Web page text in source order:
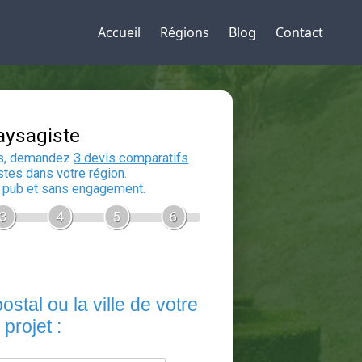
Accueil Régions Blog Contact
Devis Paysagiste
En 5 minutes, demandez
auxpaysagistesdans votre région.
Gratuit, sans pub et sans engagement.